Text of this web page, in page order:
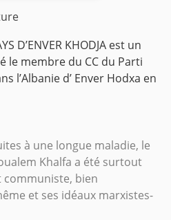
D’ENVER KHODJA est un
le membre du CC du Parti
l’Albanie d’ Enver Hodxa en
à une longue maladie, le
Khalfa a été surtout
bien
et ses idéaux marxistes-